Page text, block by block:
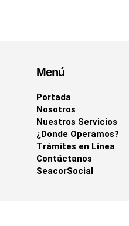
Menú
Portada
Nosotros
Nuestros Servicios
¿Donde Operamos?
Trámites en Línea
Contáctanos
SeacorSocial